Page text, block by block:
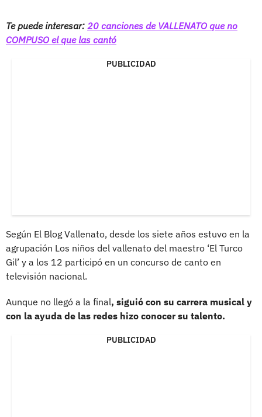
Te puede interesar: 20 canciones de VALLENATO que no
COMPUSO el que las cantó
PUBLICIDAD
Según El Blog Vallenato, desde los siete años estuvo en la
agrupación Los niños del vallenato del maestro ‘El Turco
Gil’ y a los 12 participó en un concurso de canto en
televisión nacional.
Aunque no llegó a la final, siguió con su carrera musical y
con la ayuda de las redes hizo conocer su talento.
PUBLICIDAD